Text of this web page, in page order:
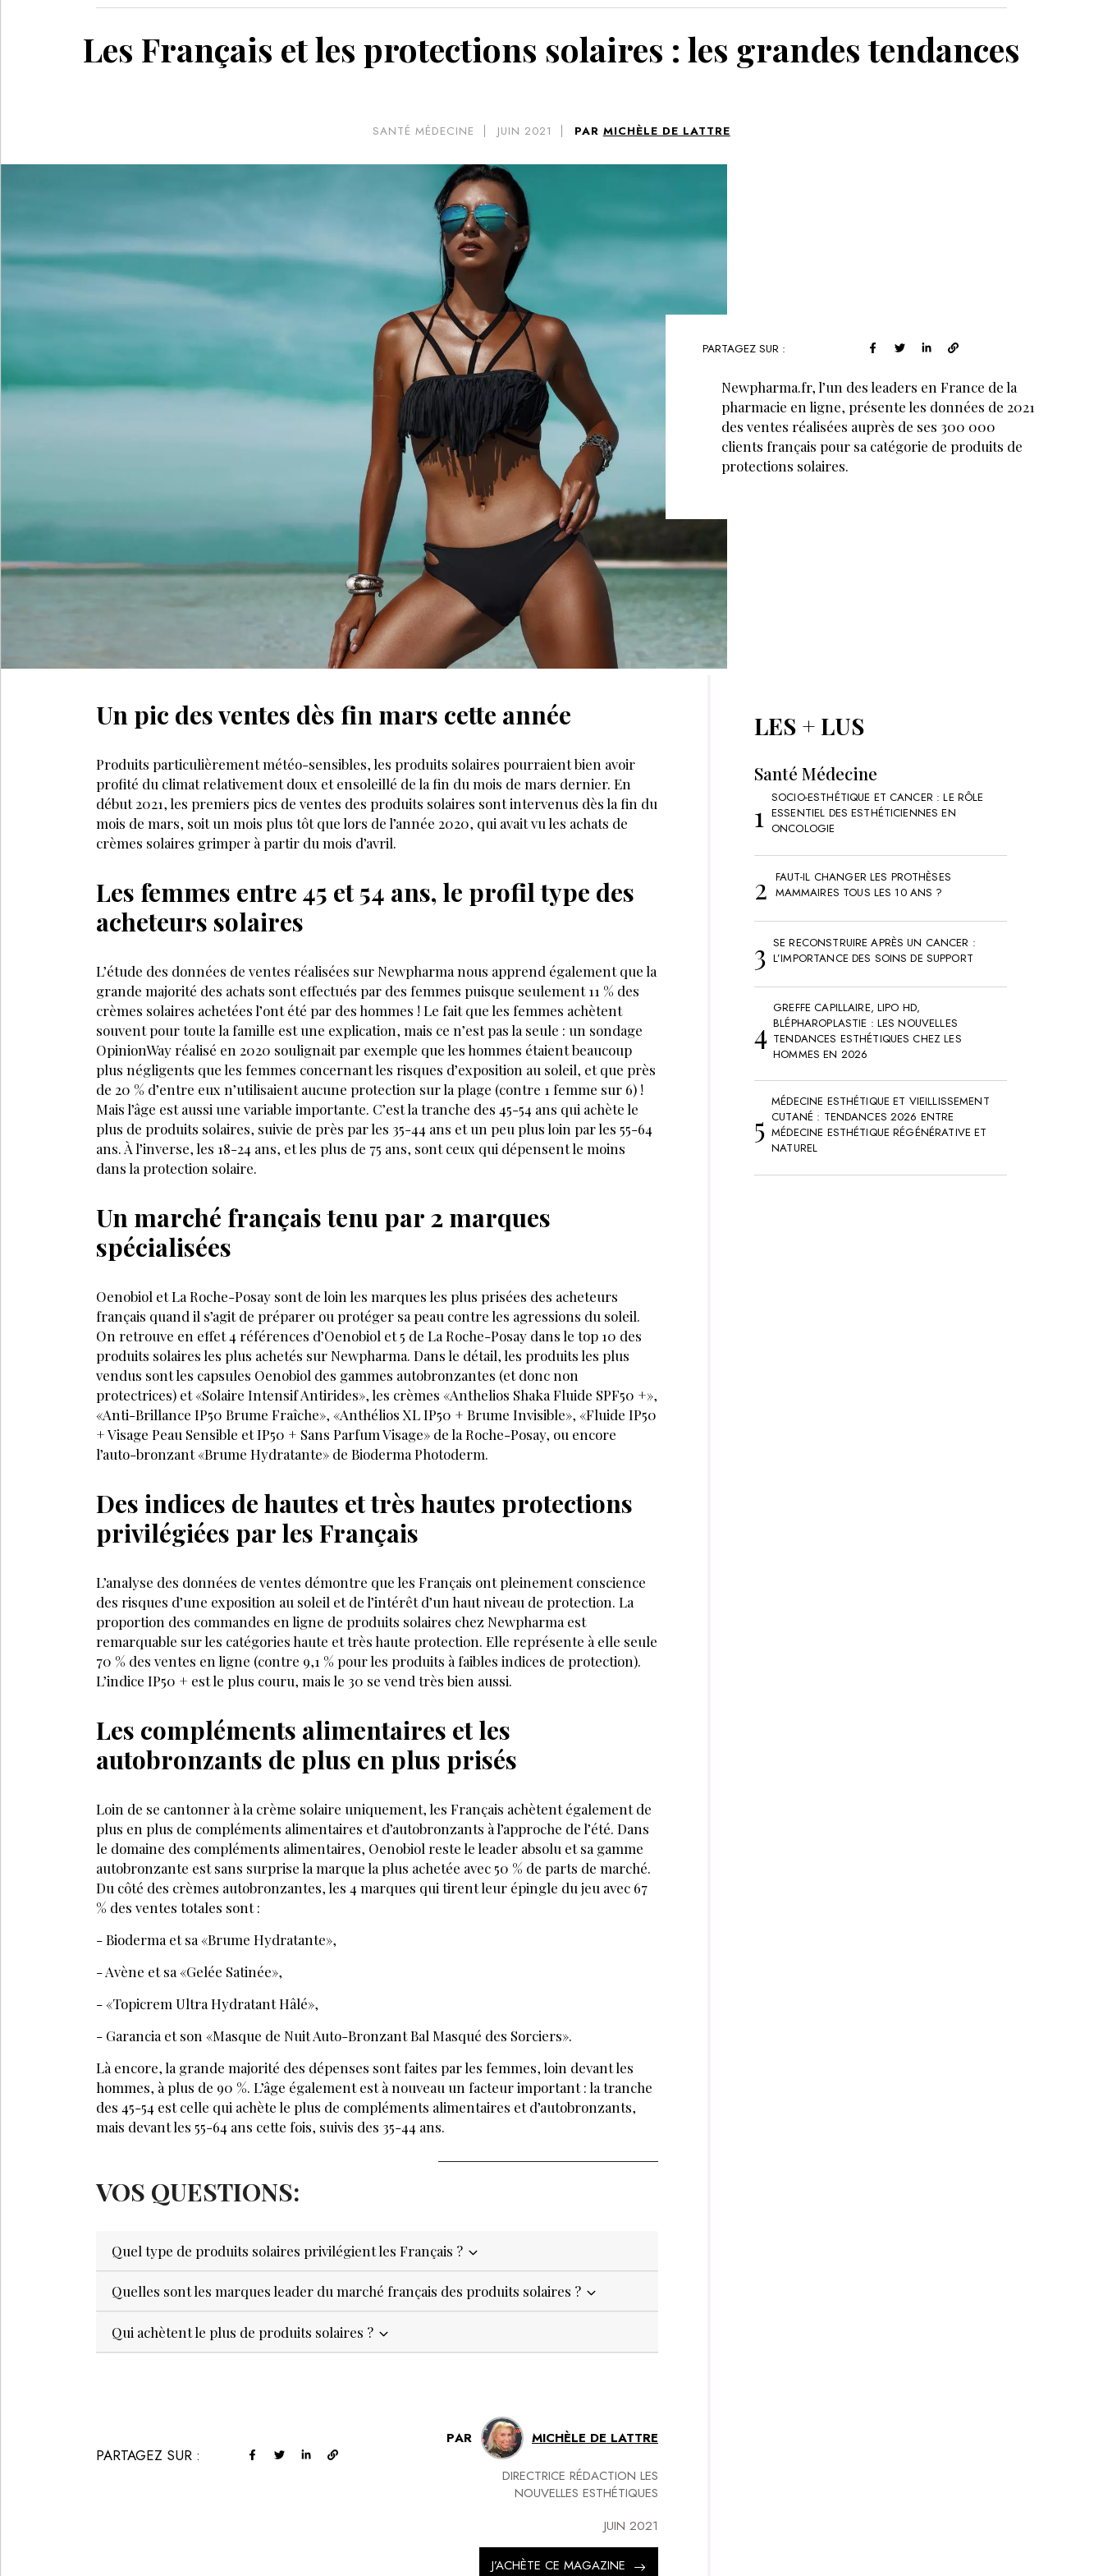
Les Français et les protections solaires : les grandes tendances
SANTÉ MÉDECINE JUIN 2021 PAR MICHÈLE DE LATTRE
PARTAGEZ SUR :
Newpharma.fr, l’un des leaders en France de la
pharmacie en ligne, présente les données de 2021
des ventes réalisées auprès de ses 300 000
clients français pour sa catégorie de produits de
protections solaires.
Un pic des ventes dès fin mars cette année
Produits particulièrement météo-sensibles, les produits solaires pourraient bien avoir
profité du climat relativement doux et ensoleillé de la fin du mois de mars dernier. En
début 2021, les premiers pics de ventes des produits solaires sont intervenus dès la fin du
mois de mars, soit un mois plus tôt que lors de l’année 2020, qui avait vu les achats de
crèmes solaires grimper à partir du mois d’avril.
Les femmes entre 45 et 54 ans, le profil type des
acheteurs solaires
L’étude des données de ventes réalisées sur Newpharma nous apprend également que la
grande majorité des achats sont effectués par des femmes puisque seulement 11 % des
crèmes solaires achetées l’ont été par des hommes ! Le fait que les femmes achètent
souvent pour toute la famille est une explication, mais ce n’est pas la seule : un sondage
OpinionWay réalisé en 2020 soulignait par exemple que les hommes étaient beaucoup
plus négligents que les femmes concernant les risques d’exposition au soleil, et que près
de 20 % d’entre eux n’utilisaient aucune protection sur la plage (contre 1 femme sur 6) !
Mais l’âge est aussi une variable importante. C’est la tranche des 45-54 ans qui achète le
plus de produits solaires, suivie de près par les 35-44 ans et un peu plus loin par les 55-64
ans. À l’inverse, les 18-24 ans, et les plus de 75 ans, sont ceux qui dépensent le moins
dans la protection solaire.
Un marché français tenu par 2 marques
spécialisées
Oenobiol et La Roche-Posay sont de loin les marques les plus prisées des acheteurs
français quand il s’agit de préparer ou protéger sa peau contre les agressions du soleil.
On retrouve en effet 4 références d’Oenobiol et 5 de La Roche-Posay dans le top 10 des
produits solaires les plus achetés sur Newpharma. Dans le détail, les produits les plus
vendus sont les capsules Oenobiol des gammes autobronzantes (et donc non
protectrices) et «Solaire Intensif Antirides», les crèmes «Anthelios Shaka Fluide SPF50 +»,
«Anti-Brillance IP50 Brume Fraîche», «Anthélios XL IP50 + Brume Invisible», «Fluide IP50
+ Visage Peau Sensible et IP50 + Sans Parfum Visage» de la Roche-Posay, ou encore
l’auto-bronzant «Brume Hydratante» de Bioderma Photoderm.
Des indices de hautes et très hautes protections
privilégiées par les Français
L’analyse des données de ventes démontre que les Français ont pleinement conscience
des risques d’une exposition au soleil et de l’intérêt d’un haut niveau de protection. La
proportion des commandes en ligne de produits solaires chez Newpharma est
remarquable sur les catégories haute et très haute protection. Elle représente à elle seule
70 % des ventes en ligne (contre 9,1 % pour les produits à faibles indices de protection).
L’indice IP50 + est le plus couru, mais le 30 se vend très bien aussi.
Les compléments alimentaires et les
autobronzants de plus en plus prisés
Loin de se cantonner à la crème solaire uniquement, les Français achètent également de
plus en plus de compléments alimentaires et d’autobronzants à l’approche de l’été. Dans
le domaine des compléments alimentaires, Oenobiol reste le leader absolu et sa gamme
autobronzante est sans surprise la marque la plus achetée avec 50 % de parts de marché.
Du côté des crèmes autobronzantes, les 4 marques qui tirent leur épingle du jeu avec 67
% des ventes totales sont :
- Bioderma et sa «Brume Hydratante»,
- Avène et sa «Gelée Satinée»,
- «Topicrem Ultra Hydratant Hâlé»,
- Garancia et son «Masque de Nuit Auto-Bronzant Bal Masqué des Sorciers».
Là encore, la grande majorité des dépenses sont faites par les femmes, loin devant les
hommes, à plus de 90 %. L’âge également est à nouveau un facteur important : la tranche
des 45-54 est celle qui achète le plus de compléments alimentaires et d’autobronzants,
mais devant les 55-64 ans cette fois, suivis des 35-44 ans.
VOS QUESTIONS:
Quel type de produits solaires privilégient les Français ?
Quelles sont les marques leader du marché français des produits solaires ?
Qui achètent le plus de produits solaires ?
PARTAGEZ SUR :
PAR MICHÈLE DE LATTRE
DIRECTRICE RÉDACTION LES
NOUVELLES ESTHÉTIQUES
JUIN 2021
J’ACHÈTE CE MAGAZINE
LES + LUS
Santé Médecine
SOCIO-ESTHÉTIQUE ET CANCER : LE RÔLE
ESSENTIEL DES ESTHÉTICIENNES EN
ONCOLOGIE
FAUT-IL CHANGER LES PROTHÈSES
MAMMAIRES TOUS LES 10 ANS ?
SE RECONSTRUIRE APRÈS UN CANCER :
L’IMPORTANCE DES SOINS DE SUPPORT
GREFFE CAPILLAIRE, LIPO HD,
BLÉPHAROPLASTIE : LES NOUVELLES
TENDANCES ESTHÉTIQUES CHEZ LES
HOMMES EN 2026
MÉDECINE ESTHÉTIQUE ET VIEILLISSEMENT
CUTANÉ : TENDANCES 2026 ENTRE
MÉDECINE ESTHÉTIQUE RÉGÉNÉRATIVE ET
NATUREL